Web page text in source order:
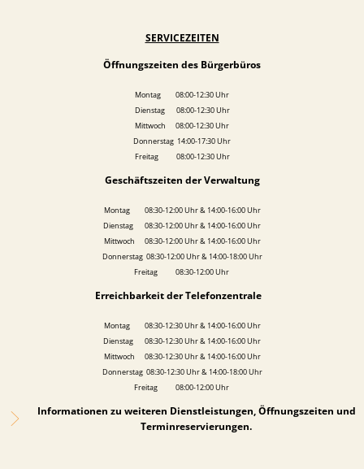
SERVICEZEITEN
Öffnungszeiten des Bürgerbüros
Montag 08:00-12:30 Uhr
Dienstag 08:00-12:30 Uhr
Mittwoch 08:00-12:30 Uhr
Donnerstag 14:00-17:30 Uhr
Freitag 08:00-12:30 Uhr
Geschäftszeiten der Verwaltung
Montag 08:30-12:00 Uhr & 14:00-16:00 Uhr
Dienstag 08:30-12:00 Uhr & 14:00-16:00 Uhr
Mittwoch 08:30-12:00 Uhr & 14:00-16:00 Uhr
Donnerstag 08:30-12:00 Uhr & 14:00-18:00 Uhr
Freitag 08:30-12:00 Uhr
Erreichbarkeit der Telefonzentrale
Montag 08:30-12:30 Uhr & 14:00-16:00 Uhr
Dienstag 08:30-12:30 Uhr & 14:00-16:00 Uhr
Mittwoch 08:30-12:30 Uhr & 14:00-16:00 Uhr
Donnerstag 08:30-12:30 Uhr & 14:00-18:00 Uhr
Freitag 08:00-12:00 Uhr
Informationen zu weiteren Dienstleistungen, Öffnungszeiten und
Terminreservierungen.